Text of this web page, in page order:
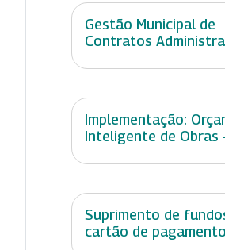
Gestão Municipal de
Contratos
Implementação:
Inteligente de Obras
Suprimento de
cartão de pagamento